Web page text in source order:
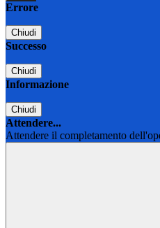
Errore
Chiudi
Successo
Chiudi
Informazione
Chiudi
Attendere...
Attendere il completamento